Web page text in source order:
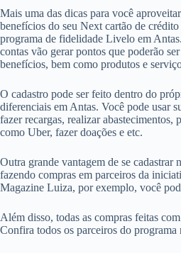
Mais uma das dicas para você
benefícios do seu Next cartão de
programa de fidelidade Livelo em
contas vão gerar pontos que poderão
benefícios, bem como produtos e
O cadastro pode ser feito dentro do
diferenciais em Antas. Você pode usar
fazer recargas, realizar abastecimentos,
como Uber, fazer doações e etc.
Outra grande vantagem de se cadastrar
fazendo compras em parceiros da
Magazine Luiza, por exemplo, você
Além disso, todas as compras feitas
Confira todos os parceiros do programa